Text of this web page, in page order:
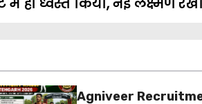
में ही ध्वस्त किया, नई लक्ष्मण
Agniveer